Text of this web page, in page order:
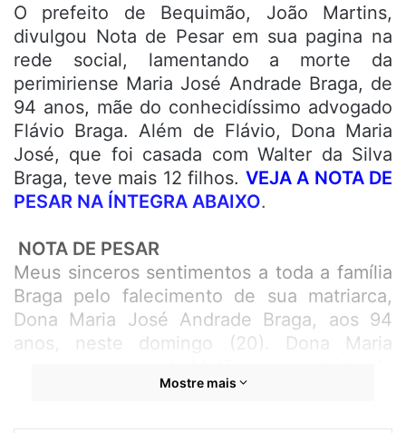
O prefeito de Bequimão, João Martins,
divulgou Nota de Pesar em sua pagina na
rede social, lamentando a morte da
perimiriense Maria José Andrade Braga, de
94 anos, mãe do conhecidíssimo advogado
Flávio Braga. Além de Flávio, Dona Maria
José, que foi casada com Walter da Silva
Braga, teve mais 12 filhos. VEJA A NOTA DE
PESAR NA ÍNTEGRA ABAIXO.
NOTA DE PESAR
Meus sinceros sentimentos a toda a família
Braga pelo falecimento de sua matriarca,
Dona Maria José Andrade Braga, aos 94
anos, neste domingo (20). Dona Maria
Peri Mirim, no dia 3 de janeiro de 1928. Aos
Mostre mais